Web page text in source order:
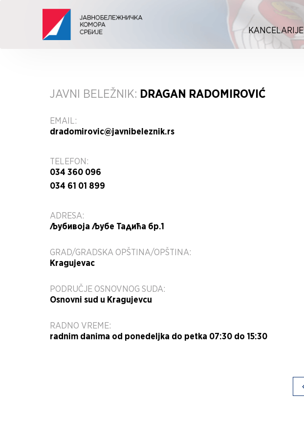
KANCELARIJE
JAVNI BELEŽNIK: DRAGAN RADOMIROVIĆ
EMAIL:
dradomirovic@javnibeleznik.rs
TELEFON:
034 360 096
034 61 01 899
ADRESA:
Љубивоја Љубе Тадића бр.1
GRAD/GRADSKA OPŠTINA/OPŠTINA:
Kragujevac
PODRUČJE OSNOVNOG SUDA:
Osnovni sud u Kragujevcu
RADNO VREME:
radnim danima od ponedeljka do petka 07:30 do 15:30